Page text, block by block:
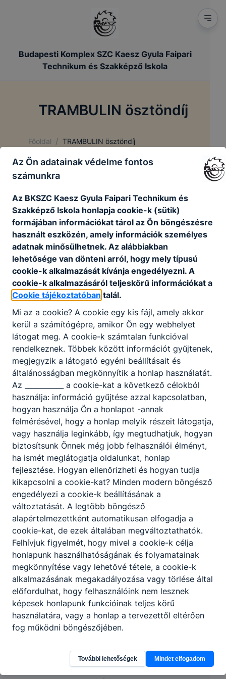
Budapesti Komplex SZC Kaesz Gyula Faipari
Technikum és Szakképző Iskola
TRAMBULIN ösztöndíj
Főoldal / TRAMBULIN ösztöndíj
TRAMBULIN ösztöndíj
Adatkezelési tájékoztató
Letöltés
Trambulin ösztöndíj pályázati felhívás
Letöltés
Partnereink
Faipari Technikum és Szakképző Iskola
Az Ön adatainak védelme fontos
számunkra
Az BKSZC Kaesz Gyula Faipari Technikum és
Szakképző Iskola honlapja cookie-k (sütik)
formájában információkat tárol az Ön böngészésre
használt eszközén, amely információk személyes
adatnak minősülhetnek. Az alábbiakban
lehetősége van dönteni arról, hogy mely típusú
cookie-k alkalmazását kívánja engedélyezni. A
cookie-k alkalmazásáról teljeskörű információkat a
Cookie tájékoztatóban talál.
Mi az a cookie? A cookie egy kis fájl, amely akkor
kerül a számítógépre, amikor Ön egy webhelyet
látogat meg. A cookie-k számtalan funkcióval
rendelkeznek. Többek között információt gyűjtenek,
megjegyzik a látogató egyéni beállításait és
általánosságban megkönnyítik a honlap használatát.
Az ___________ a cookie-kat a következő célokból
használja: információ gyűjtése azzal kapcsolatban,
hogyan használja Ön a honlapot -annak
felmérésével, hogy a honlap melyik részeit látogatja,
vagy használja leginkább, így megtudhatjuk, hogyan
biztosítsunk Önnek még jobb felhasználói élményt,
ha ismét meglátogatja oldalunkat, honlap
fejlesztése. Hogyan ellenőrizheti és hogyan tudja
kikapcsolni a cookie-kat? Minden modern böngésző
engedélyezi a cookie-k beállításának a
változtatását. A legtöbb böngésző
alapértelmezettként automatikusan elfogadja a
cookie-kat, de ezek általában megváltoztathatók.
Felhívjuk figyelmét, hogy mivel a cookie-k célja
honlapunk használhatóságának és folyamatainak
megkönnyítése vagy lehetővé tétele, a cookie-k
alkalmazásának megakadályozása vagy törlése által
előfordulhat, hogy felhasználóink nem lesznek
képesek honlapunk funkcióinak teljes körű
használatára, vagy a honlap a tervezettől eltérően
fog működni böngészőjében.
További lehetőségek Mindet elfogadom